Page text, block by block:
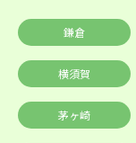
鎌倉
横須賀
茅ヶ崎